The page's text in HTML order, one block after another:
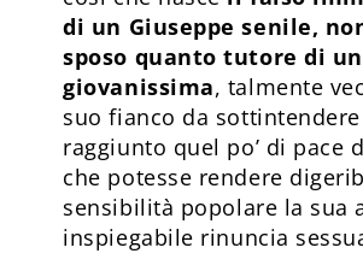
di un Giuseppe senile,
sposo quanto tutore di
giovanissima, talmente
suo fianco da
raggiunto quel po’ di pace
che potesse rendere
sensibilità popolare la sua
inspiegabile rinuncia